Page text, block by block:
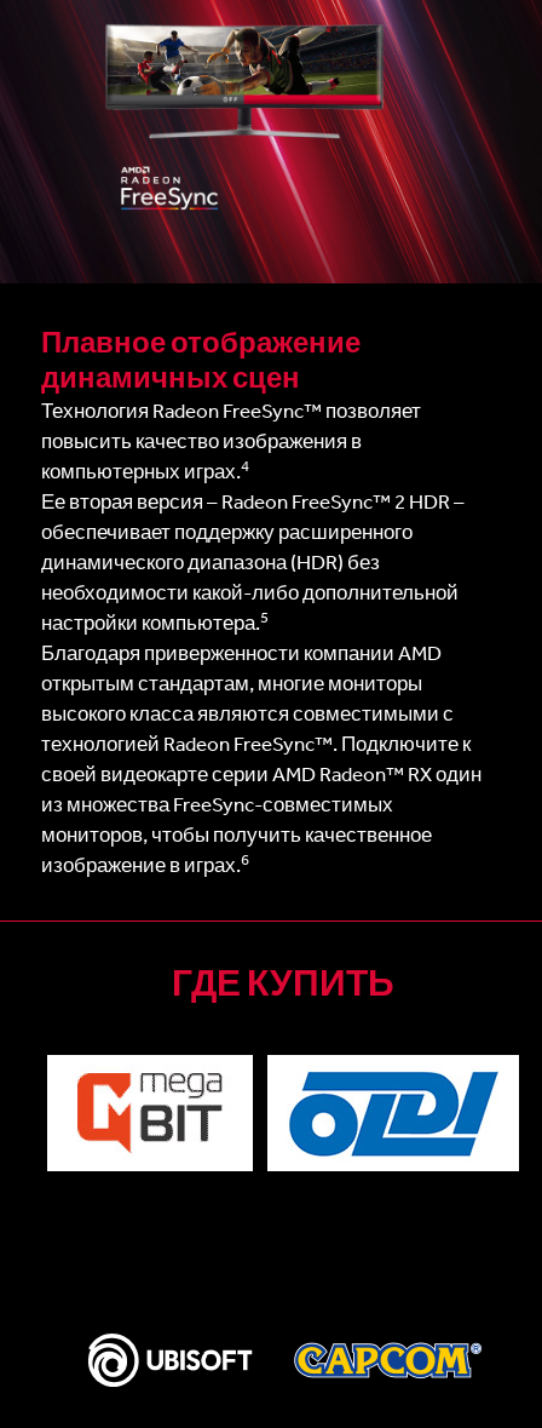
Плавное отображение
динамичных сцен
Технология Radeon FreeSync™ позволяет
повысить качество изображения в
компьютерных играх.4
Ее вторая версия – Radeon FreeSync™ 2 HDR –
обеспечивает поддержку расширенного
динамического диапазона (HDR) без
необходимости какой-либо дополнительной
настройки компьютера.5
Благодаря приверженности компании AMD
открытым стандартам, многие мониторы
высокого класса являются совместимыми с
технологией Radeon FreeSync™. Подключите к
своей видеокарте серии AMD Radeon™ RX один
из множества FreeSync-совместимых
мониторов, чтобы получить качественное
изображение в играх.6
ГДЕ КУПИТЬ